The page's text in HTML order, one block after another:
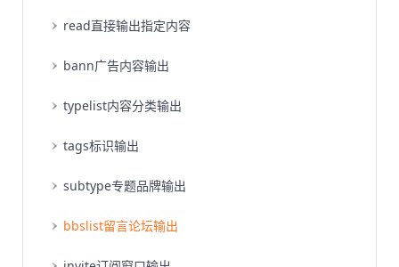
read直接输出指定内容
bann广告内容输出
typelist内容分类输出
tags标识输出
subtype专题品牌输出
bbslist留言论坛输出